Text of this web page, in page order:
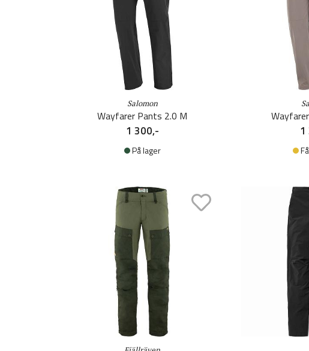
Salomon
Wayfarer Pants 2.0 M
1 300,-
På lager
1